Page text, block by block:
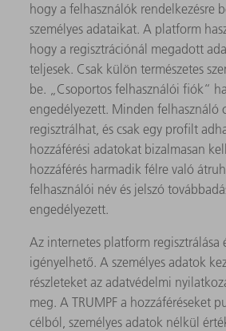
hogy a felhasználók rendelkezésre
személyes adataikat. A platform
hogy a regisztrációnál megadott
teljesek. Csak külön természetes
be. „Csoportos felhasználói fiók“
engedélyezett. Minden felhasználó
regisztrálhat, és csak egy profilt
hozzáférési adatokat bizalmasan
hozzáférés harmadik félre való
felhasználói név és jelszó
engedélyezett.
Az internetes platform regisztrálása
igényelhető. A személyes adatok
részleteket az adatvédelmi
meg. A TRUMPF a hozzáféréseket
célból, személyes adatok nélkül